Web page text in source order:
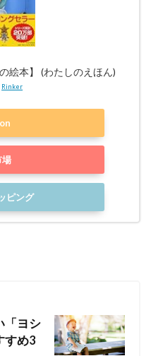
絵本】 (わたしのえほん)
Rinker
場
ピング
「ヨシ
すめ3